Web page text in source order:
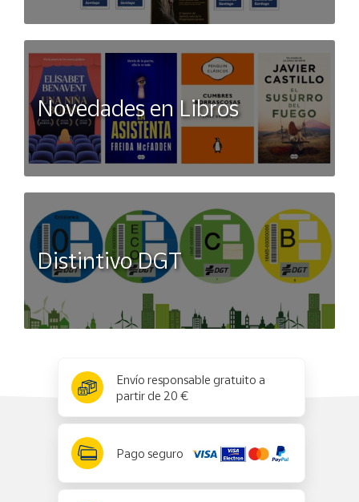
Novedades en Libros
Distintivo DGT
Envío responsable gratuito a
partir de 20 €
Pago seguro